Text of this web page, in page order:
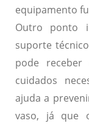
equipamento
Outro ponto
suporte
pode
cuidados
ajuda a
vaso, já que